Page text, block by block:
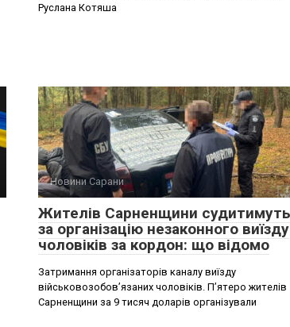
Руслана Котяша
Новини Сарани
Жителів Сарненщини судитимуть
за організацію незаконного виїзду
чоловіків за кордон: що відомо
Затримання організаторів каналу виїзду
військовозобовʼязаних чоловіків. Пʼятеро жителів
Сарненщини за 9 тисяч доларів організували